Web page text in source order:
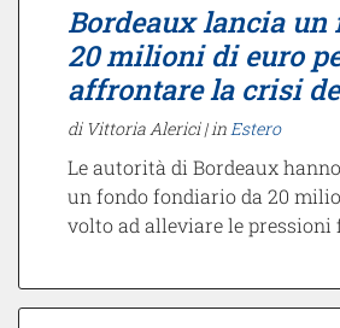
Bordeaux lancia un
20 milioni di euro
affrontare la crisi
di Vittoria Alerici | in Estero
Le autorità di Bordeaux
un fondo fondiario da 20
volto ad alleviare le pressioni